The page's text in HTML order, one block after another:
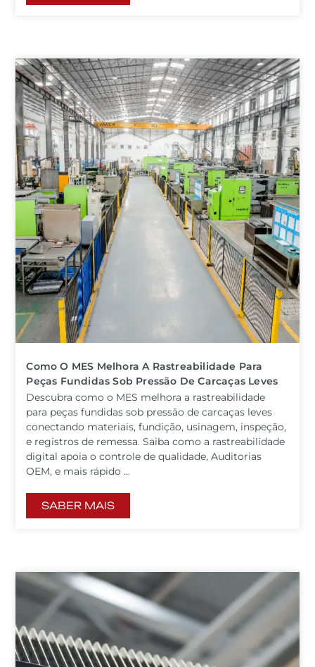
Como O MES Melhora A Rastreabilidade Para
Peças Fundidas Sob Pressão De Carcaças Leves
Descubra como o MES melhora a rastreabilidade
para peças fundidas sob pressão de carcaças leves
conectando materiais, fundição, usinagem, inspeção,
e registros de remessa. Saiba como a rastreabilidade
digital apoia o controle de qualidade, Auditorias
OEM, e mais rápido ...
SABER MAIS